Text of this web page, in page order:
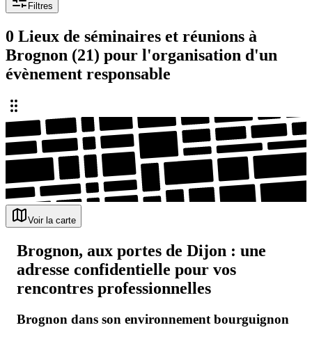
Filtres
0 Lieux de séminaires et réunions à
Brognon (21) pour l'organisation d'un
évènement responsable
Voir la carte
Brognon, aux portes de Dijon : une
adresse confidentielle pour vos
rencontres professionnelles
Brognon dans son environnement bourguignon